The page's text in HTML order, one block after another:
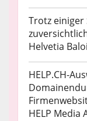
Trotz einiger
Helvetia
HELP.CH-
HELP Media